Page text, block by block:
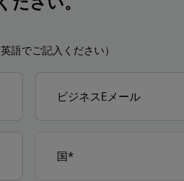
語でご記入ください）